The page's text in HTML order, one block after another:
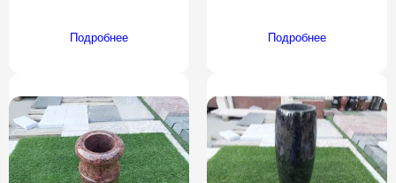
Подробнее Подробнее